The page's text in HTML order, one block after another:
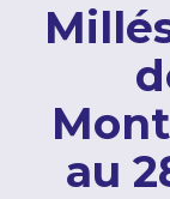
au